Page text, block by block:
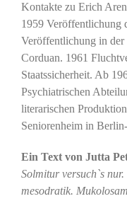
Kontakte zu Erich
1959 Veröffentlichung
Veröffentlichung in
Corduan. 1961
Staatssicherheit. Ab
Psychiatrischen
literarischen
Seniorenheim in
Ein Text von Jutta
Solmitur versuch`s
mesodratik.